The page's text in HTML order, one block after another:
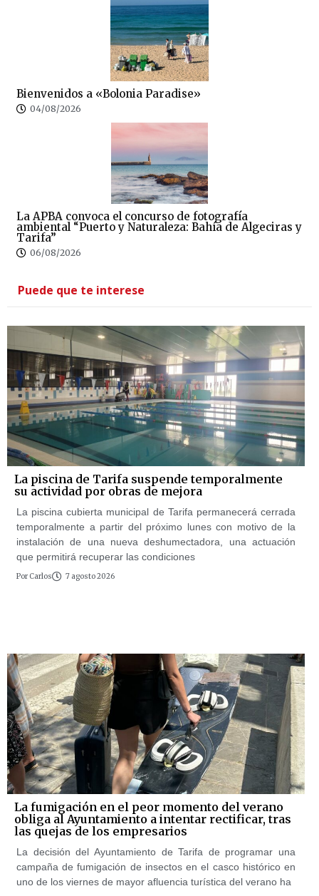
Bienvenidos a «Bolonia Paradise»
04/08/2026
La APBA convoca el concurso de fotografía
ambiental “Puerto y Naturaleza: Bahía de Algeciras y
Tarifa”
06/08/2026
Puede que te interese
La piscina de Tarifa suspende temporalmente
su actividad por obras de mejora
La piscina cubierta municipal de Tarifa permanecerá cerrada
temporalmente a partir del próximo lunes con motivo de la
instalación de una nueva deshumectadora, una actuación
que permitirá recuperar las condiciones
Por Carlos 7 agosto 2026
La fumigación en el peor momento del verano
obliga al Ayuntamiento a intentar rectificar, tras
las quejas de los empresarios
La decisión del Ayuntamiento de Tarifa de programar una
campaña de fumigación de insectos en el casco histórico en
uno de los viernes de mayor afluencia turística del verano ha